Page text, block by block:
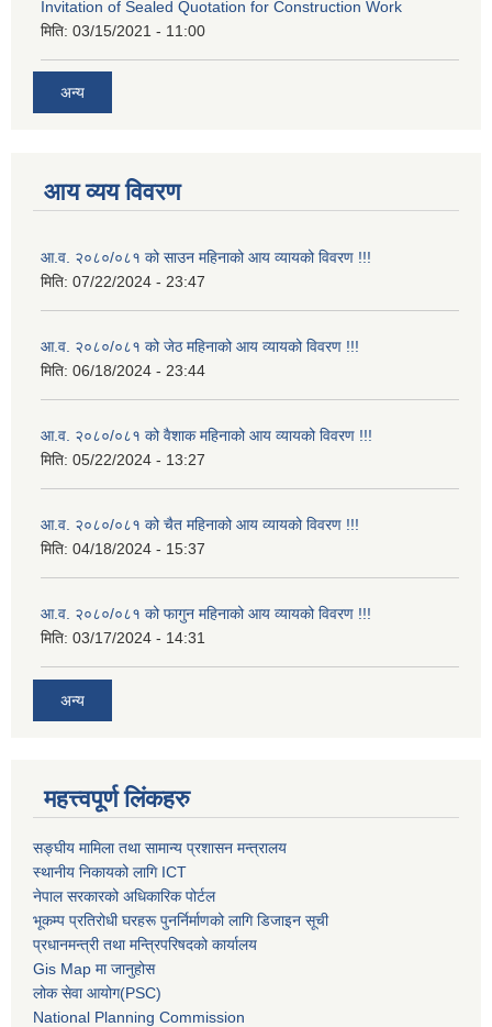
Invitation of Sealed Quotation for Construction Work
मिति: 03/15/2021 - 11:00
अन्य
आय व्यय विवरण
आ.व. २०८०/०८१ को साउन महिनाको आय व्यायको विवरण !!!
मिति: 07/22/2024 - 23:47
आ.व. २०८०/०८१ को जेठ महिनाको आय व्यायको विवरण !!!
मिति: 06/18/2024 - 23:44
आ.व. २०८०/०८१ को वैशाक महिनाको आय व्यायको विवरण !!!
मिति: 05/22/2024 - 13:27
आ.व. २०८०/०८१ को चैत महिनाको आय व्यायको विवरण !!!
मिति: 04/18/2024 - 15:37
आ.व. २०८०/०८१ को फागुन महिनाको आय व्यायको विवरण !!!
मिति: 03/17/2024 - 14:31
अन्य
महत्त्वपूर्ण लिंकहरु
सङ्घीय मामिला तथा सामान्य प्रशासन मन्त्रालय
स्थानीय निकायको लागि ICT
नेपाल सरकारको अधिकारिक पोर्टल
भूकम्प प्रतिरोधी घरहरू पुनर्निर्माणको लागि डिजाइन सूची
प्रधानमन्त्री तथा मन्त्रिपरिषदको कार्यालय
Gis Map मा जानुहोस
लोक सेवा आयोग(PSC)
National Planning Commission